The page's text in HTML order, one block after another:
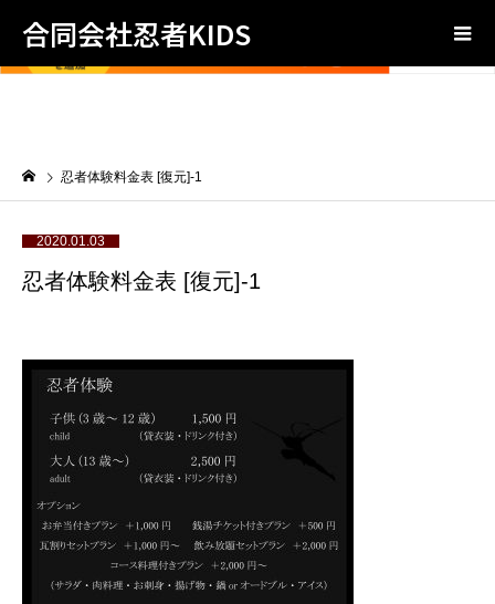
合同会社忍者KIDS
忍者体験料金表 [復元]-1
2020.01.03
忍者体験料金表 [復元]-1